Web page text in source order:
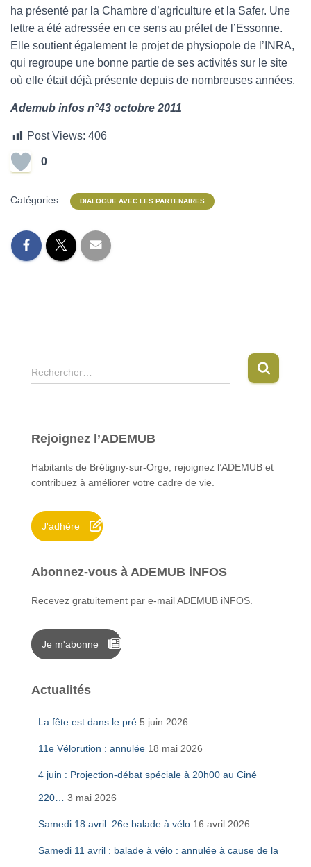
ha présenté par la Chambre d’agriculture et la Safer. Une
lettre a été adressée en ce sens au préfet de l’Essonne.
Elle soutient également le projet de physiopole de l’INRA,
qui regroupe une bonne partie de ses activités sur le site
où elle était déjà présente depuis de nombreuses années.
Ademub infos n°43 octobre 2011
Post Views: 406
0
Catégories : DIALOGUE AVEC LES PARTENAIRES
R
e
r
h
e
:
Rechercher…
Rejoignez l’ADEMUB
Habitants de Brétigny-sur-Orge, rejoignez l’ADEMUB et
contribuez à améliorer votre cadre de vie.
J'adhère
Abonnez-vous à ADEMUB iNFOS
Recevez gratuitement par e-mail ADEMUB iNFOS.
Je m'abonne
Actualités
La fête est dans le pré 5 juin 2026
11e Vélorution : annulée 18 mai 2026
4 juin : Projection-débat spéciale à 20h00 au Ciné
220… 3 mai 2026
Samedi 18 avril: 26e balade à vélo 16 avril 2026
Samedi 11 avril : balade à vélo : annulée à cause de la